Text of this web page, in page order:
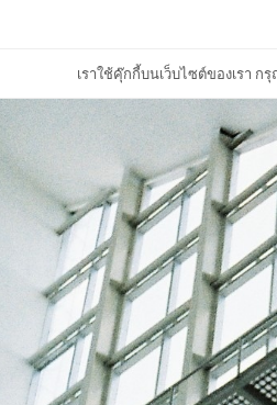
เราใช้คุ๊กกี้บนเว็บไซต์ของเรา